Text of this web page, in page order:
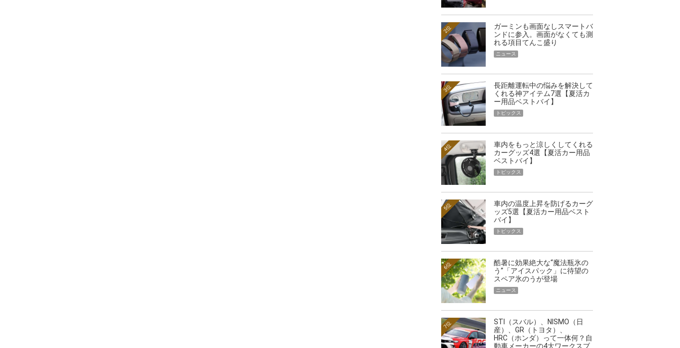
ガーミンも画面なしスマートバ
ンドに参入。画面がなくても測
れる項目てんこ盛り
2位
ニュース
長距離運転中の悩みを解決して
くれる神アイテム7選【夏活カ
ー用品ベストバイ】
3位
トピックス
車内をもっと涼しくしてくれる
カーグッズ4選【夏活カー用品
ベストバイ】
4位
トピックス
車内の温度上昇を防げるカーグ
ッズ5選【夏活カー用品ベスト
バイ】
5位
トピックス
酷暑に効果絶大な“魔法瓶氷の
う”「アイスパック」に待望の
スペア氷のうが登場
6位
ニュース
STI（スバル）、NISMO（日
産）、GR（トヨタ）、
HRC（ホンダ）って一体何？自
動車メーカーの4大ワークスブ
7位